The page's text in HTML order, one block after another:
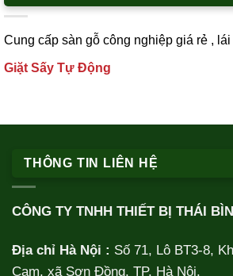
Cung cấp sàn gỗ công nghiệp giá rẻ ,
Giặt Sấy Tự Động
THÔNG TIN LIÊN HỆ
CÔNG TY TNHH THIẾT BỊ THÁI
Địa chỉ Hà Nội : Số 71, Lô BT3-8,
Cam, xã Sơn Đồng, TP. Hà Nội.